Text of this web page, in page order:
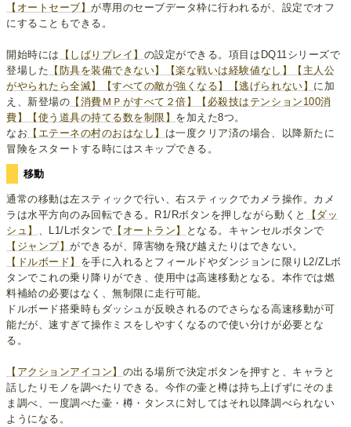
【オートセーブ】が専用のセーブデータ枠に行われるが、設定でオフ
にすることもできる。
開始時には 【しばりプレイ】 の設定ができる。項目はDQ11シリーズで
登場した 【防具を装備できない】 【楽な戦いは経験値なし】
【主人公
がやられたら全滅】
【すべての敵が強くなる】 【逃げられない】 に加
え、新登場の 【消費ＭＰがすべて２倍】
【必殺技はテンション100消
費】
【使う道具の持てる数を制限】 を加えた8つ。
なお 【エテーネの村のおはなし】 は一度クリア済の場合、以降新たに
冒険をスタートする時にはスキップできる。
移動
通常の移動は左スティックで行い、右スティックでカメラ操作。カメ
ラは水平方向のみ回転できる。R1/Rボタンを押しながら動くと
【ダッ
シュ】
、L1/Lボタンで 【オートラン】
となる。キャンセルボタンで
【ジャンプ】ができるが、障害物を飛び越えたりはできない。
【ドルボード】 を手に入れるとフィールドやダンジョンに限りL2/ZLボ
タンでこれの乗り降りができ、使用中は高速移動となる。本作では燃
料補給の必要はなく、無制限に走行可能。
ドルボード搭乗時もダッシュが反映されるのでさらなる高速移動が可
能だが、速すぎて操作ミスをしやすくなるので使い分けが必要とな
る。
【アクションアイコン】 の出る場所で決定ボタンを押すと、キャラと
話したりモノを調べたりできる。今作の壷と樽は持ち上げずにそのま
ま調べ、一度調べた壷・樽・タンスに対してはそれ以降調べられない
ようになる。